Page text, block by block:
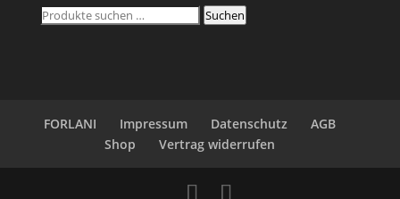
Suchen
Suchen
FORLANI Impressum Datenschutz
AGB
Shop
Vertrag widerrufen